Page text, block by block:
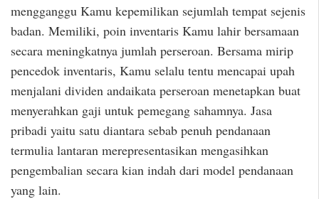
mengganggu Kamu kepemilikan sejumlah tempat sejenis
badan. Memiliki, poin inventaris Kamu lahir bersamaan
secara meningkatnya jumlah perseroan. Bersama mirip
pencedok inventaris, Kamu selalu tentu mencapai upah
menjalani dividen andaikata perseroan menetapkan buat
menyerahkan gaji untuk pemegang sahamnya. Jasa
pribadi yaitu satu diantara sebab penuh pendanaan
termulia lantaran merepresentasikan mengasihkan
pengembalian secara kian indah dari model pendanaan
yang lain.